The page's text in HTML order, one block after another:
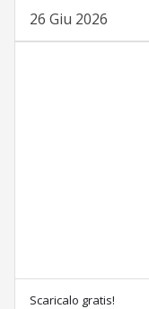
26 Giu 2026
Scaricalo gratis!